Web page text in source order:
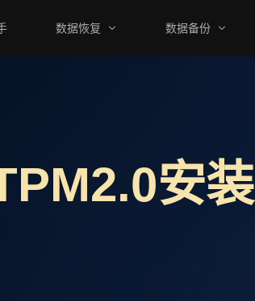
数据恢复 数据备份
安装